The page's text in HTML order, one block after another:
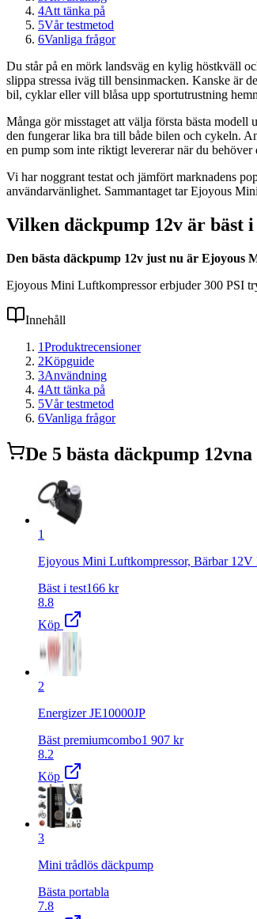
4Att tänka på
5Vår testmetod
6Vanliga frågor
Du står på en mörk landsväg en kylig höstkväll
slippa stressa iväg till bensinmacken. Kanske är
bil, cyklar eller vill blåsa upp sportutrustning
Många gör misstaget att välja första bästa
den fungerar lika bra till både bilen och cykeln.
en pump som inte riktigt levererar när du behöver
Vi har noggrant testat och jämfört marknadens
användarvänlighet. Sammantaget tar Ejoyous
Vilken däckpump 12v är bäst i
Den bästa däckpump 12v just nu är Ejoyous
Ejoyous Mini Luftkompressor erbjuder 300 PSI
Innehåll
1Produktrecensioner
2Köpguide
3Användning
4Att tänka på
5Vår testmetod
6Vanliga frågor
De 5 bästa däckpump 12vna
1
Ejoyous Mini Luftkompressor, Bärbar
Bäst i test166 kr
8.8
Köp
2
Energizer JE10000JP
Bäst premiumcombo1 907 kr
8.2
Köp
3
Mini trådlös däckpump
Bästa portabla
7.8